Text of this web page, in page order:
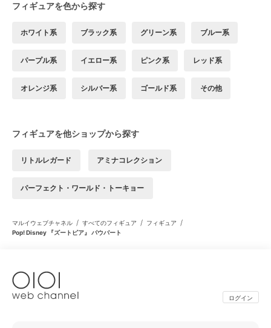
フィギュアを色から探す
ホワイト系 ブラック系 グリーン系 ブルー系
パープル系 イエロー系 ピンク系 レッド系
オレンジ系 シルバー系 ゴールド系 その他
フィギュアを他ショップから探す
リトルレガード アミナコレクション
パーフェクト・ワールド・トーキョー
マルイウェブチャネル / すべてのフィギュア / フィギュア /
Pop! Disney 『ズートピア』 パウバート
ログイン